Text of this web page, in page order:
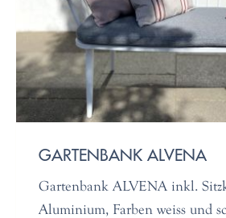
GARTENBANK ALVENA
Gartenbank ALVENA inkl.
Aluminium, Farben weiss und